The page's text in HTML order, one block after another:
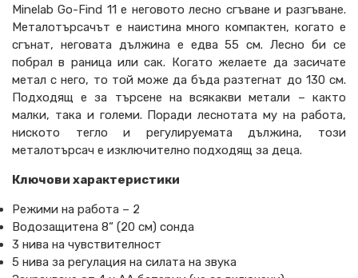
Minelab Go-Find 11 е неговото лесно сгъване и разгъване.
Металотърсачът е наистина много компактен, когато е
сгънат, неговата дължина е едва 55 см. Лесно би се
побрал в раница или сак. Когато желаете да засичате
метал с него, то той може да бъда разтегнат до 130 см.
Подходящ е за търсене на всякакви метали – както
малки, така и големи. Поради леснотата му на работа,
ниското тегло и регулируемата дължина, този
металотърсач е изключително подходящ за деца.
Ключови характеристики
Режими на работа – 2
Водозащитена 8“ (20 см) сонда
3 нива на чувствителност
5 нива за регулация на силата на звука